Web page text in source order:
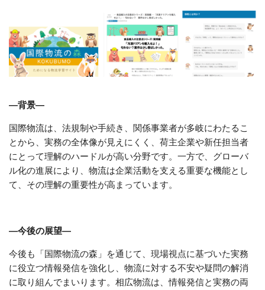
―背景―
国際物流は、法規制や手続き、関係事業者が多岐にわたるこ
とから、実務の全体像が見えにくく、荷主企業や新任担当者
にとって理解のハードルが高い分野です。一方で、グローバ
ル化の進展により、物流は企業活動を支える重要な機能とし
て、その理解の重要性が高まっています。
―今後の展望―
今後も「国際物流の森」を通じて、現場視点に基づいた実務
に役立つ情報発信を強化し、物流に対する不安や疑問の解消
に取り組んでまいります。相広物流は、情報発信と実務の両